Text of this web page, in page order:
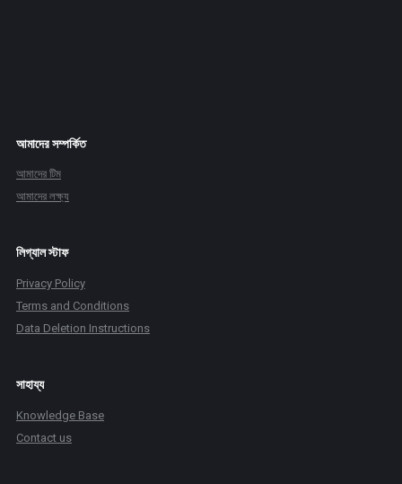
আমাদের সম্পর্কিত
আমাদের টিম
আমাদের লক্ষ্য
লিগ্যাল স্টাফ
Privacy Policy
Terms and Conditions
Data Deletion Instructions
সাহায্য
Knowledge Base
Contact us